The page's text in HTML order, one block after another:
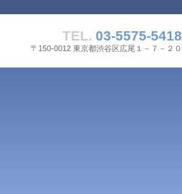
TEL. 03-5575-5418
〒150-0012 東京都渋谷区広尾１－７－２０